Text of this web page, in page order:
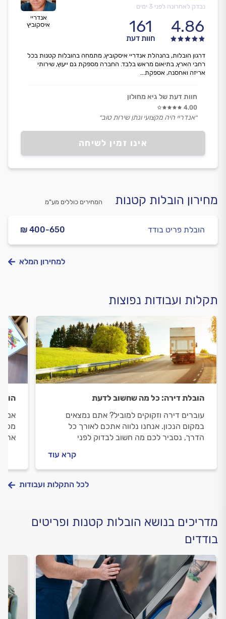
אנדריי
איסקוביץ
נבדק לאחרונה לפני 3 ימים
4.86
161
חוות דעת
אינו זמין לשיחה
דרגון הובלות, בהנהלת אנדריי איסקוביץ, מתמחה בהובלות קטנות בכל
רחבי הארץ, בתיאום מראש בלבד. החברה מספקת גם ייעוץ, שירותי
אריזה ואחסנה, אספקת...
חוות דעת של גיא מחולון
4.00
״אנדריי היה מקצועי ונתן שירות טוב״
מחירון הובלות קטנות המחירים כוללים מע”מ
₪ 400-650 הובלת פריט בודד
למחירון המלא
תקלות ועבודות נפוצות
הובלת דירה: כל מה שחשוב לדעת
עוברים דירה וזקוקים למוביל? אתם נמצאים
במקום הנכון. אנחנו נלווה אתכם לאורך כל
הדרך, נסביר לכם מה חשוב לבדוק לפני
קרא עוד
אם
אתם
לכל התקלות ועבודות
מדריכים בנושא הובלות קטנות ופריטים
בודדים